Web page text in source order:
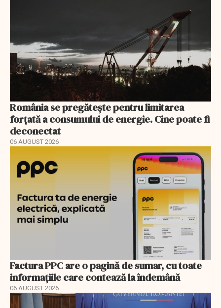
România se pregătește pentru limitarea
forțată a consumului de energie. Cine poate fi
deconectat
06 AUGUST 2026
Factura PPC are o pagină de sumar, cu toate
informațiile care contează la îndemână
06 AUGUST 2026